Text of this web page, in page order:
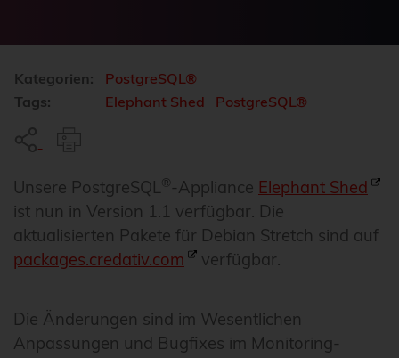
Kategorien:
PostgreSQL®
Tags:
Elephant Shed PostgreSQL®
Unsere PostgreSQL ® -Appliance Elephant Shed
ist nun in Version 1.1 verfügbar. Die
aktualisierten Pakete für Debian Stretch sind auf
packages.credativ.com
verfügbar.
Die Änderungen sind im Wesentlichen
Anpassungen und Bugfixes im Monitoring-